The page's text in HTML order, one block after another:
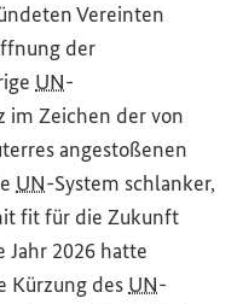
Vereinten
der
UN-
im Zeichen der von
angestoßenen
UN-System schlanker,
fit für die Zukunft
Jahr 2026 hatte
Kürzung des UN-